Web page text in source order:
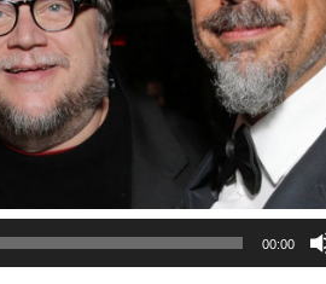
00:00